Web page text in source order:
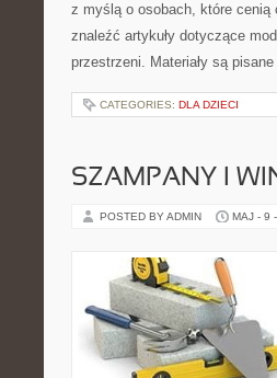
z myślą o osobach, które cenią
znaleźć artykuły dotyczące
przestrzeni. Materiały są
CATEGORIES: DLA DZIECI
SZAMPANY I
POSTED BY ADMIN MAJ - 9